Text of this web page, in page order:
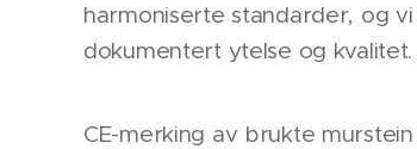
harmoniserte standarder, og
dokumentert ytelse og kvalitet.
CE-merking av brukte